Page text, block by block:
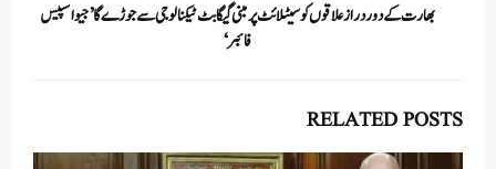
بھارت کے دور دراز علاقوں کو سیٹلائٹ پر مبنی گیگابٹ ٹیکنالوجی سے جوڑے گا ’جیو اسپیس
فائبر‘
RELATED POSTS